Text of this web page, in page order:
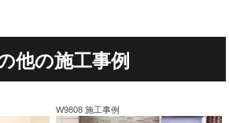
他の施工事例
W9808 施工事例